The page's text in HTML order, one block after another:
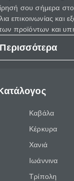
σου σήμερα
επικοινωνίας και
προϊόντων και
Περισσότερα
Καβάλα
Κέρκυρα
Χανιά
Ιωάννινα
Τρίπολη